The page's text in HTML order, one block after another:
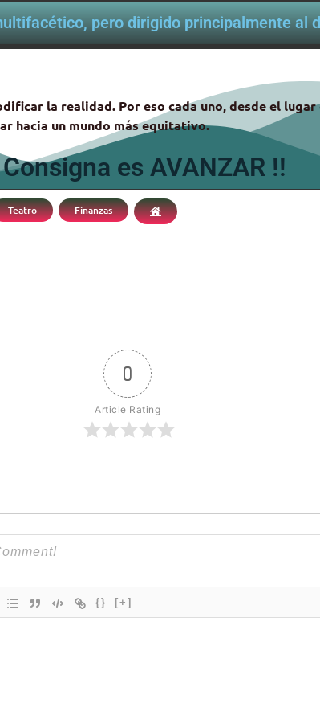
pero dirigido principalmente al
la realidad. Por eso cada uno, desde el
hacia un mundo más equitativo.
es AVANZAR !!
Teatro Finanzas
0
Article Rating
{} [+]